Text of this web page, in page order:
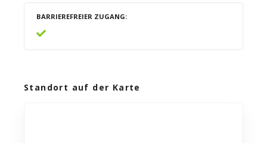
BARRIEREFREIER ZUGANG
Standort auf der Karte